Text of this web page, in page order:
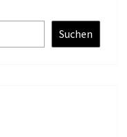
Suchen